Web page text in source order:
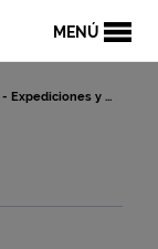
MENÚ
Expediciones y ...